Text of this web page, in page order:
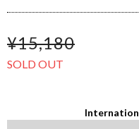
¥15,180
SOLD OUT